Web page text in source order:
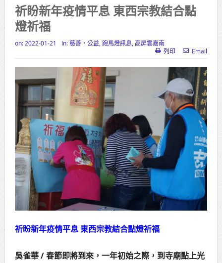
擴大至國中生
雙北合作里程碑！萬大線動態測試
侯友宜蔣萬安攜手視察
北形象館亮相
打鐵厝北側產業園區產業設施公共
動土創造千個就業機會
高雄「三民運動中心」市長陳其
邁、運動部長李洋各界貴賓共同揭幕
高雄東照山關帝廟全國國中小學書
法比賽 圓滿落幕
賴清德總統主持將官晉任 期勉精進
不對稱戰力
蔣萬安再拋出「倒閣說」 喊推陳其
祈盼新年疫情平息 東西宗教結合點
燈祈福
on: 2022-01-21 In:慈善‧公益, 跑馬燈訊息 高屏雲嘉南
列印
Email
祈盼新年疫情平息 東西宗教結合點燈祈福
吳雀華 / 春節即將到來，一年初始之際，到寺廟點上光